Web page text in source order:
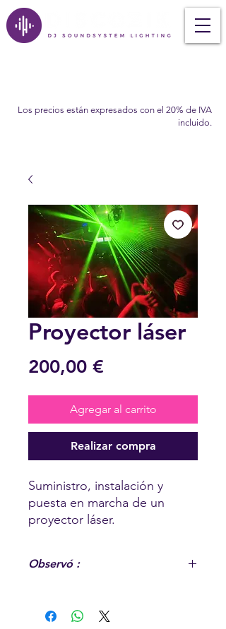
Los precios están expresados con el 20% de IVA
incluido.
Proyector láser
200,00 €
Agregar al carrito
Realizar compra
Suministro, instalación y
puesta en marcha de un
proyector láser.
Observó :
reservado o solicitado. La cantidad
debe ser igual a 1.